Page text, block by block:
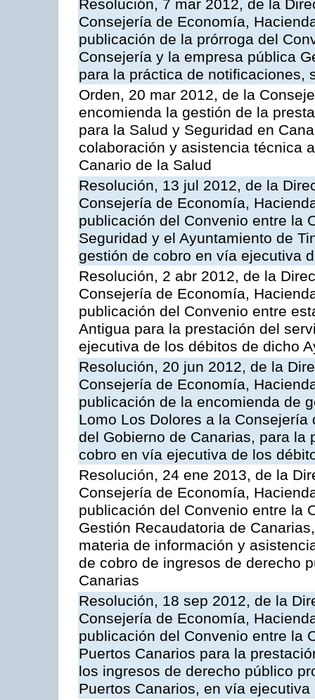
Resolución, 7 mar 2012, de la
Consejería de Economía,
publicación de la prórroga del
Consejería y la empresa pública
para la práctica de notificaciones,
Orden, 20 mar 2012, de la
encomienda la gestión de la
para la Salud y Seguridad en
colaboración y asistencia técnica
Canario de la Salud
Resolución, 13 jul 2012, de la
Consejería de Economía,
publicación del Convenio entre la
Seguridad y el Ayuntamiento de
gestión de cobro en vía ejecutiva
Resolución, 2 abr 2012, de la
Consejería de Economía,
publicación del Convenio entre
Antigua para la prestación del
ejecutiva de los débitos de dicho
Resolución, 20 jun 2012, de la
Consejería de Economía,
publicación de la encomienda de
Lomo Los Dolores a la
del Gobierno de Canarias, para
cobro en vía ejecutiva de los
Resolución, 24 ene 2013, de la
Consejería de Economía,
publicación del Convenio entre la
Gestión Recaudatoria de
materia de información y
de cobro de ingresos de derecho
Canarias
Resolución, 18 sep 2012, de la
Consejería de Economía,
publicación del Convenio entre la
Puertos Canarios para la
los ingresos de derecho público
Puertos Canarios, en vía ejecutiva